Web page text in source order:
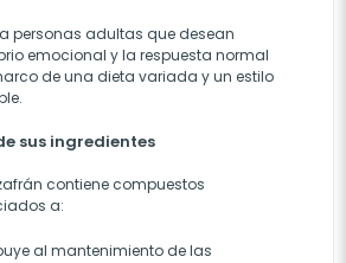
personas adultas que desean
emocional y la respuesta normal
de una dieta variada y un estilo
sus ingredientes
contiene compuestos
a:
al mantenimiento de las